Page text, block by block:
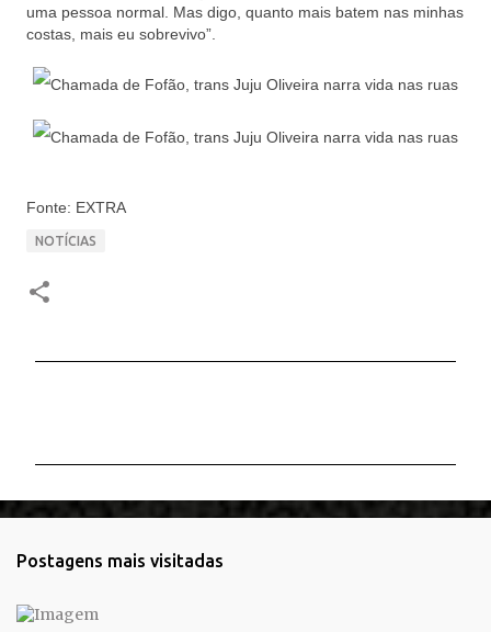
uma pessoa normal. Mas digo, quanto mais batem nas minhas
costas, mais eu sobrevivo”.
Fonte: EXTRA
NOTÍCIAS
n
r
Postagens mais visitadas